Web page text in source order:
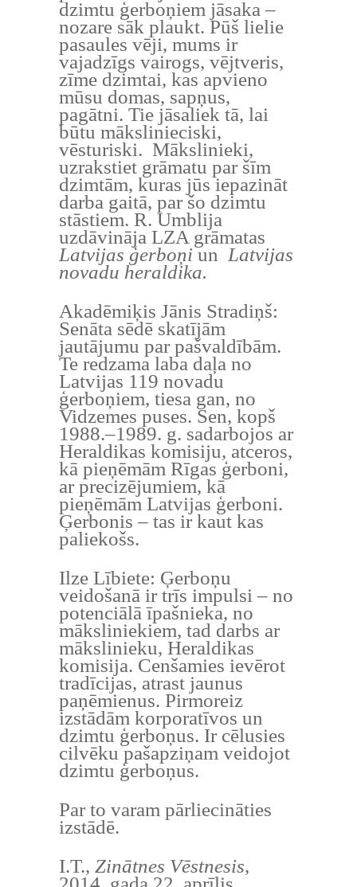
dzimtu ģerboņiem jāsaka –
nozare sāk plaukt. Pūš lielie
pasaules vēji, mums ir
vajadzīgs vairogs, vējtveris,
zīme dzimtai, kas apvieno
mūsu domas, sapņus,
pagātni. Tie jāsaliek tā, lai
būtu mākslinieciski,
vēsturiski. Mākslinieki,
uzrakstiet grāmatu par šīm
dzimtām, kuras jūs iepazināt
darba gaitā, par šo dzimtu
stāstiem. R. Umblija
uzdāvināja LZA grāmatas
Latvijas ģerboņiun Latvijas
novadu heraldika.
Akadēmiķis Jānis Stradiņš:
Senāta sēdē skatījām
jautājumu par pašvaldībām.
Te redzama laba daļa no
Latvijas 119 novadu
ģerboņiem, tiesa gan, no
Vidzemes puses. Sen, kopš
1988.–1989. g. sadarbojos ar
Heraldikas komisiju, atceros,
kā pieņēmām Rīgas ģerboni,
ar precizējumiem, kā
pieņēmām Latvijas ģerboni.
Ģerbonis – tas ir kaut kas
paliekošs.
Ilze Lībiete: Ģerboņu
veidošanā ir trīs impulsi – no
potenciālā īpašnieka, no
māksliniekiem, tad darbs ar
mākslinieku, Heraldikas
komisija. Cenšamies ievērot
tradīcijas, atrast jaunus
paņēmienus. Pirmoreiz
izstādām korporatīvos un
dzimtu ģerboņus. Ir cēlusies
cilvēku pašapziņam veidojot
dzimtu ģerboņus.
Par to varam pārliecināties
izstādē.
I.T., Zinātnes Vēstnesis,